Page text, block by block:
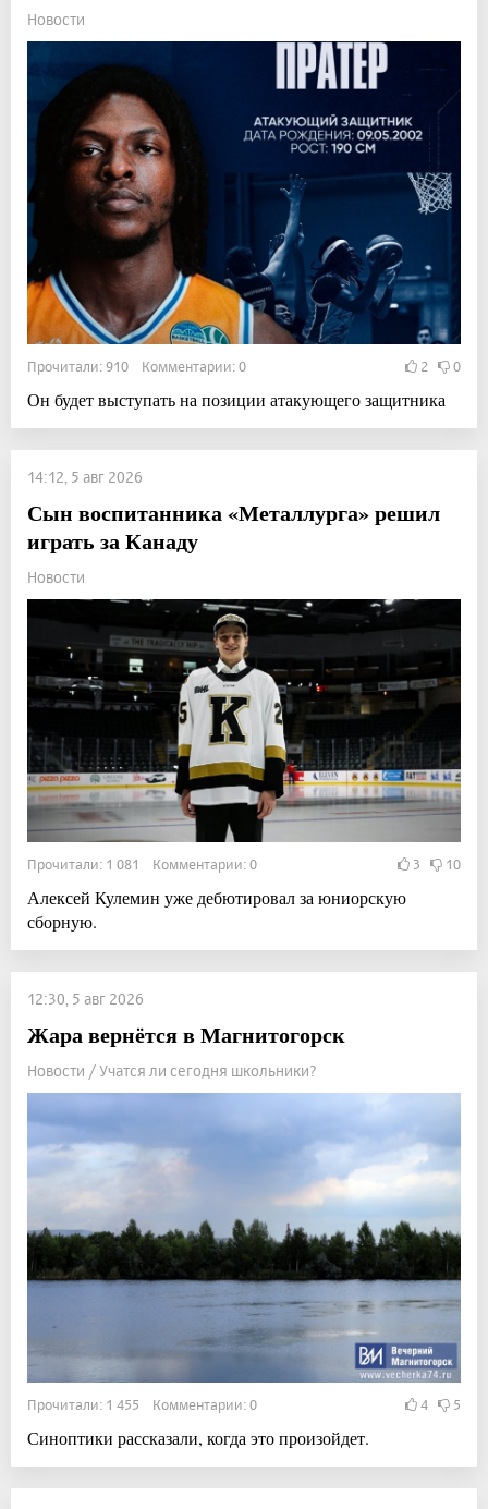
Новости
Прочитали: 910 Комментарии: 0 2 0
Он будет выступать на позиции атакующего защитника
14:12, 5 авг 2026
Сын воспитанника «Металлурга» решил
играть за Канаду
Новости
Прочитали: 1 081 Комментарии: 0 3 10
Алексей Кулемин уже дебютировал за юниорскую
сборную.
12:30, 5 авг 2026
Жара вернётся в Магнитогорск
Новости / Учатся ли сегодня школьники?
Прочитали: 1 455 Комментарии: 0 4 5
Синоптики рассказали, когда это произойдет.